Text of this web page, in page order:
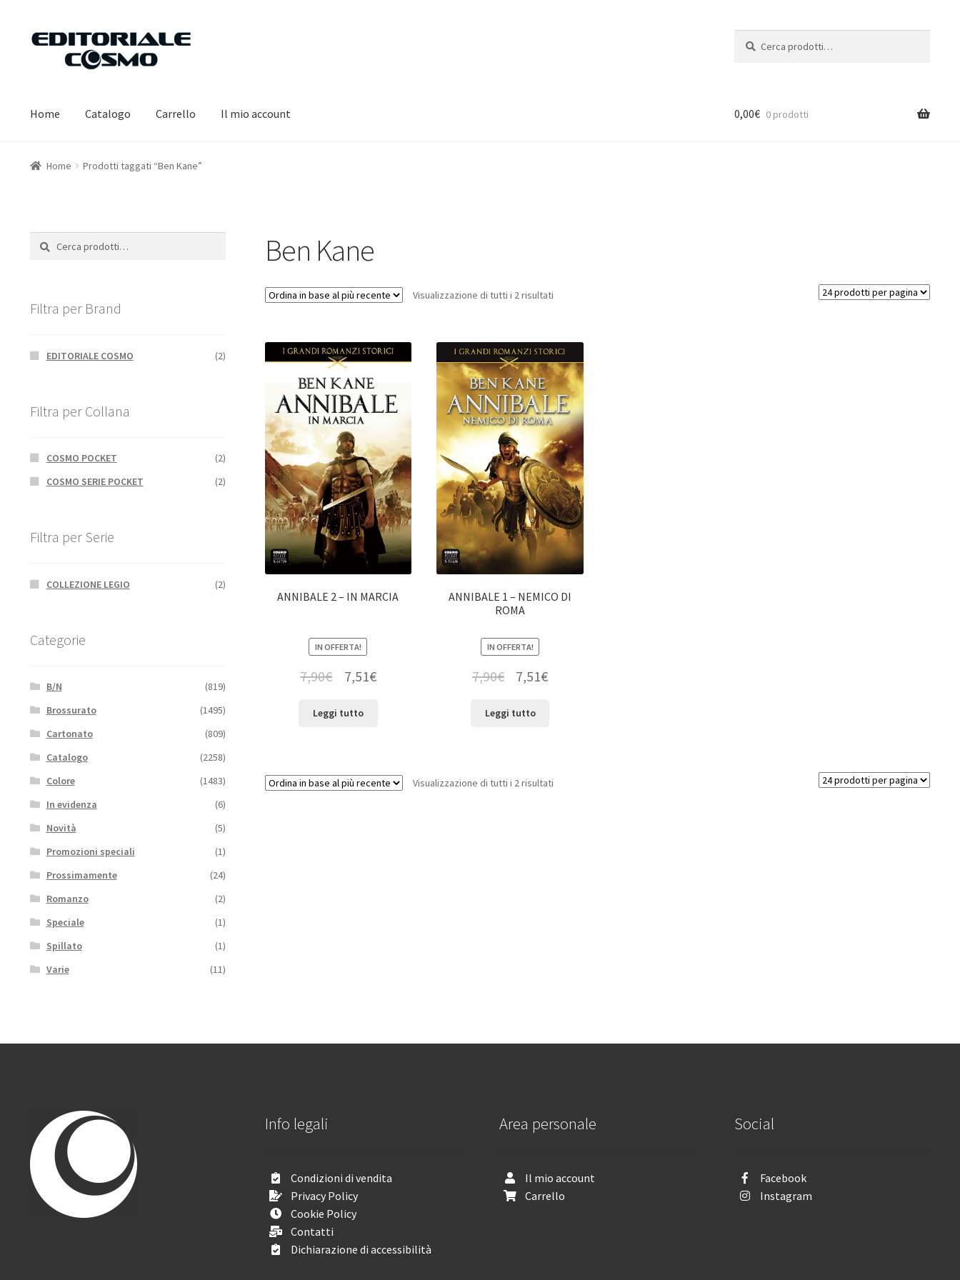
Vai
navigazione
Vai
Home Catalogo Carrello Il mio account 0,00€ 0 prodotti
Home Prodotti taggati “Ben Kane”
Ben Kane
Visualizzazione di tutti i 2 risultati
ANNIBALE 2 – IN MARCIA
IN OFFERTA!
7,90€ 7,51€
Leggi tutto
ANNIBALE 1 – NEMICO DI
ROMA
IN OFFERTA!
7,90€ 7,51€
Leggi tutto
Visualizzazione di tutti i 2 risultati
Cerca:
Cerca
Filtra per Brand
EDITORIALE COSMO (2)
Filtra per Collana
COSMO POCKET
(2)
COSMO SERIE POCKET
(2)
Filtra per Serie
COLLEZIONE LEGIO (2)
Categorie
B/N
(819)
Brossurato
(1495)
Cartonato
(809)
Catalogo
(2258)
Colore
(1483)
In evidenza
(6)
Novità
(5)
Promozioni speciali
(1)
Prossimamente
(24)
Romanzo
(2)
Speciale
(1)
Spillato
(1)
Varie
(11)
Info legali
Condizioni di vendita
Privacy Policy
Cookie Policy
Contatti
Dichiarazione di accessibilità
Area personale
Il mio account
Carrello
Social
Facebook
Instagram